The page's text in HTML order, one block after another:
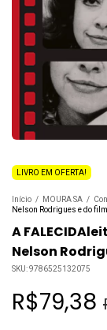
LIVRO EM OFERTA!
Início / MOURA SA /
Nelson Rodrigues e do
A
Nelson
SKU:9786525132075
R$79,38